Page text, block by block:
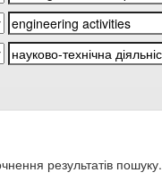
результатів пошуку.